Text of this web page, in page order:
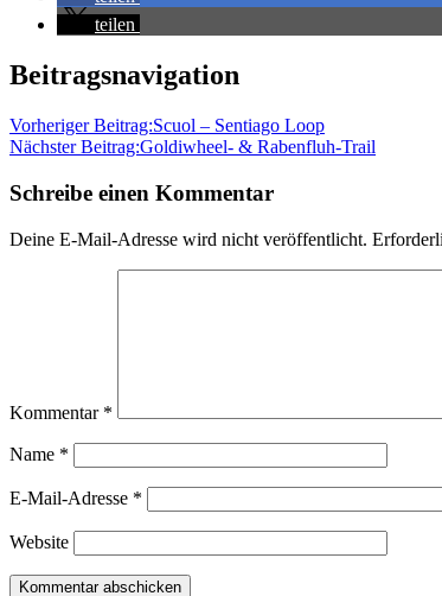
teilen
Bahnhof
BrenzikofenChisetalChisetal
TrailLöwen
WichtrachOppligebärgliOppligenRiedereflueRotache
Beitragsnavigation
Vorheriger Beitrag:Scuol – Sentiago Loop
Nächster Beitrag:Goldiwheel- & Rabenfluh-Trail
Schreibe einen Kommentar
Deine E-Mail-Adresse wird nicht veröffentlicht.
Kommentar *
Name *
E-Mail-Adresse *
Website